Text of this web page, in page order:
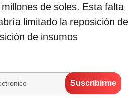
de soles. Esta falta
limitado la reposición de
de insumos